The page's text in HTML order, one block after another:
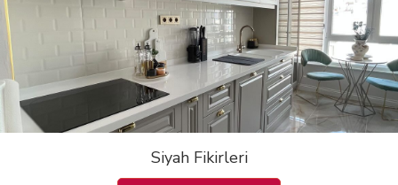
Siyah Fikirleri